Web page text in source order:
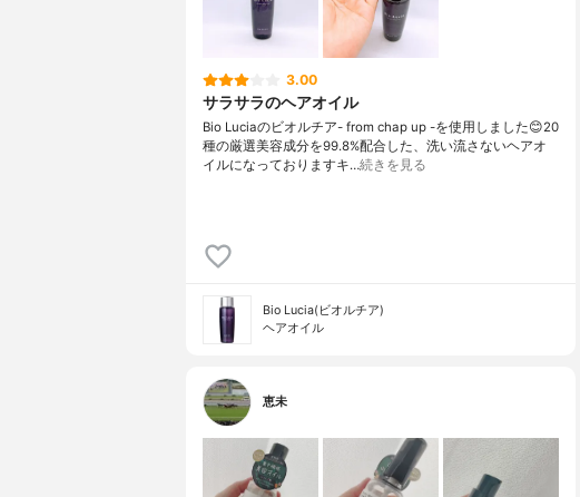
3.00
サラサラのヘアオイル
Bio Luciaのビオルチア- from chap up -を使用しました😊20
種の厳選美容成分を99.8%配合した、洗い流さないヘアオ
イルになっておりますキ…続きを見る
Bio Lucia(ビオルチア)
ヘアオイル
恵未